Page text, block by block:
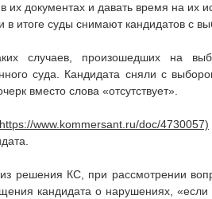
в их документах и давать время на их
в итоге суды снимают кандидатов с
случаев, произошедших на
суда. Кандидата сняли с
вместо слова «отсутствует».
из решения КС, при рассмотрении
кандидата о нарушениях,